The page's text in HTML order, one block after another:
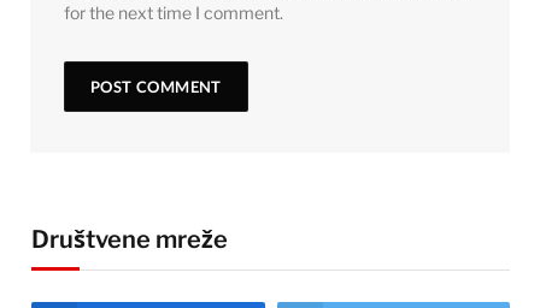
for the next time I comment.
Društvene mreže